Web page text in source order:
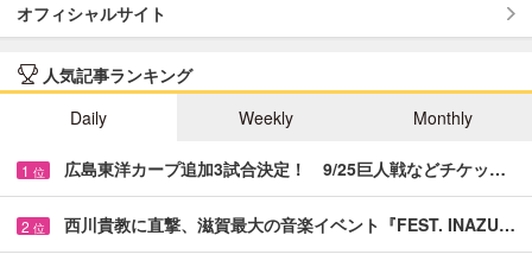
オフィシャルサイト
人気記事ランキング
Daily
Weekly Monthly
1 位 広島東洋カープ追加3試合決定！ 9/25巨人戦などチケッ…
2 位 西川貴教に直撃、滋賀最大の音楽イベント『FEST. INAZU…